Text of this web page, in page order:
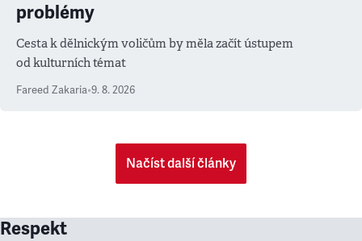
problémy
Cesta k dělnickým voličům by měla začít ústupem
od kulturních témat
Fareed Zakaria•9. 8. 2026
Načíst další články
Respekt